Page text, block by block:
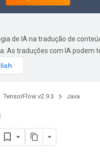
de IA na tradução de
As traduções com IA podem
TensorFlow v2.9.3 Java